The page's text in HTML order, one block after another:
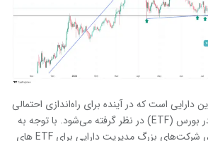
دارایی است که در آینده برای راه‌اندازی احتمالی
صندوق‌های قابل معامله در بورس (ETF) در نظر گرفته می‌شود. با توجه به
ثبت اخیر سند S-۱ از سوی شرکت‌های بزرگ مدیریت دارایی برای ETF های